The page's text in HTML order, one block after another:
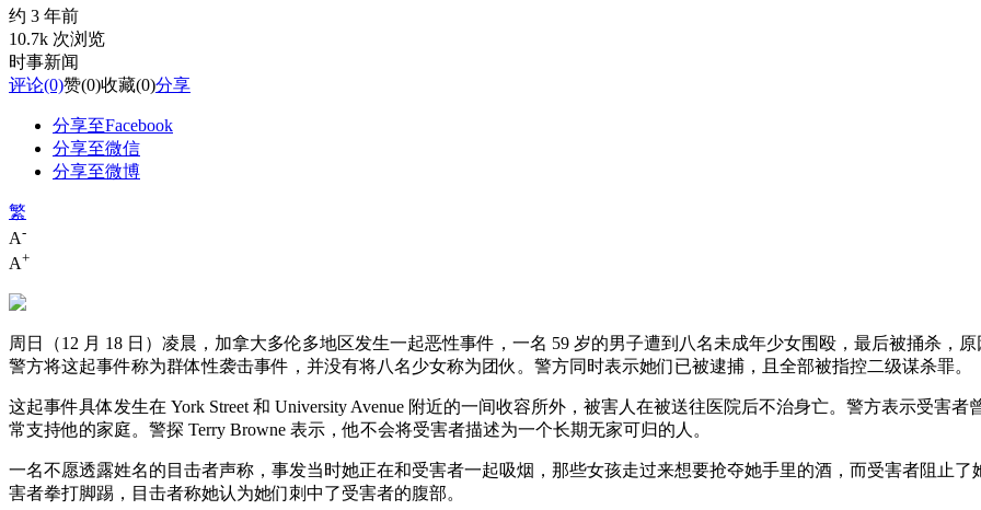
约 3 年前
10.7k 次浏览
时事新闻
评论(0)赞(0)收藏(0)分享
分享至Facebook
分享至微信
分享至微博
繁
A-
A+
周日（12 月 18 日）凌晨，加拿大多伦多地区发生一起恶性事件，一名 59 岁的男子遭到八名未成年少女围殴，最后被捅杀，
警方将这起事件称为群体性袭击事件，并没有将八名少女称为团伙。警方同时表示她们已被逮捕，且全部被指控二级谋杀罪。
这起事件具体发生在 York Street 和 University Avenue 附近的一间收容所外，被害人在被送往医院后不治身亡。警方表示受害
常支持他的家庭。警探 Terry Browne 表示，他不会将受害者描述为一个长期无家可归的人。
一名不愿透露姓名的目击者声称，事发当时她正在和受害者一起吸烟，那些女孩走过来想要抢夺她手里的酒，而受害者阻止
害者拳打脚踢，目击者称她认为她们刺中了受害者的腹部。